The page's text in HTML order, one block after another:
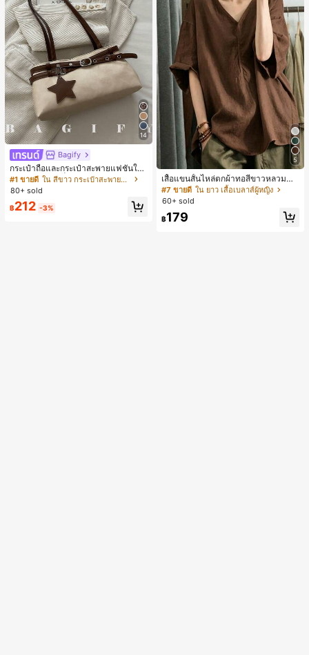
14
Bagify
กระเป๋าถือและกระเป๋าสะพายแฟชั่นให
ม่ ตกแต่งด้วยเข็มขัด เหมาะสำหรับงาน
ปาร์ตี้ การรวมตัว การออกไปข้างนอก ก
ประจำวัน สามารถเก็บเหรียญ โทรศัพท์
#1 ขายดี
ใน สีขาว กระเป๋าสะพายผู้หญิง
80+ sold
฿212 -3%
5
เสื้อแขนสั้นไหล่ตกผ้าทอสีขาวหลวมสำ
หรับผู้หญิง เหมาะสำหรับสไตล์โบฮีเมีย
นในฤดูร้อน
#7 ขายดี ใน ยาว เสื้อเบลาส์ผู้หญิง
60+ sold
฿179